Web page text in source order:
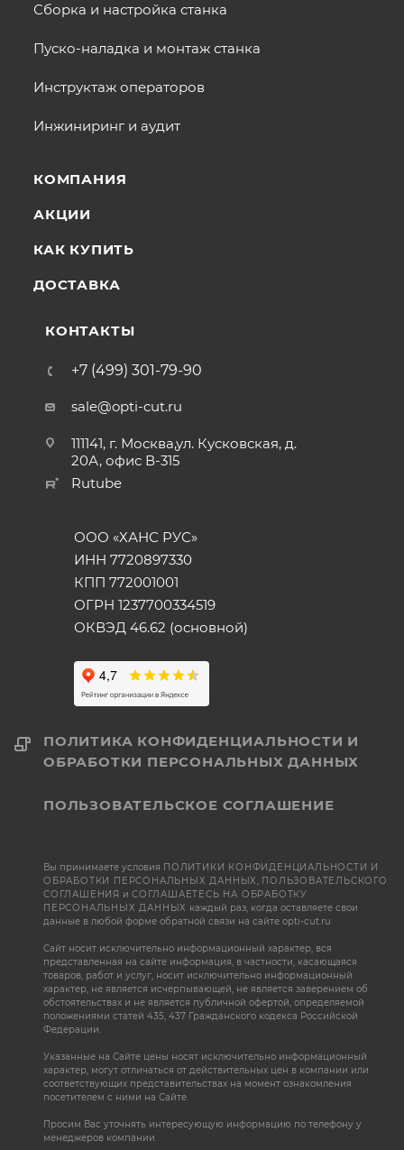
Сборка и настройка станка
Пуско-наладка и монтаж станка
Инструктаж операторов
Инжиниринг и аудит
КОМПАНИЯ
АКЦИИ
КАК КУПИТЬ
ДОСТАВКА
КОНТАКТЫ
+7 (499) 301-79-90
sale@opti-cut.ru
111141, г. Москва,ул. Кусковская, д.
20А, офис В-315
Rutube
ООО «ХАНС РУС»
ИНН 7720897330
КПП 772001001
ОГРН 1237700334519
ОКВЭД 46.62 (основной)
ПОЛИТИКА КОНФИДЕНЦИАЛЬНОСТИ И
ОБРАБОТКИ ПЕРСОНАЛЬНЫХ ДАННЫХ
ПОЛЬЗОВАТЕЛЬСКОЕ СОГЛАШЕНИЕ
Вы принимаете условия ПОЛИТИКИ КОНФИДЕНЦИАЛЬНОСТИ И
ОБРАБОТКИ ПЕРСОНАЛЬНЫХ ДАННЫХ, ПОЛЬЗОВАТЕЛЬСКОГО
СОГЛАШЕНИЯ иСОГЛАШАЕТЕСЬ НА ОБРАБОТКУ
ПЕРСОНАЛЬНЫХ ДАННЫХ каждый раз, когда оставляете свои
данные в любой форме обратной связи на сайте opti-cut.ru
Сайт носит исключительно информационный характер, вся
представленная на сайте информация, в частности, касающаяся
товаров, работ и услуг, носит исключительно информационный
характер, не является исчерпывающей, не является заверением об
обстоятельствах и не является публичной офертой, определяемой
положениями статей 435, 437 Гражданского кодекса Российской
Федерации.
Указанные на Сайте цены носят исключительно информационный
характер, могут отличаться от действительных цен в компании или
соответствующих представительствах на момент ознакомления
посетителем с ними на Сайте.
Просим Вас уточнять интересующую информацию по телефону у
менеджеров компании.